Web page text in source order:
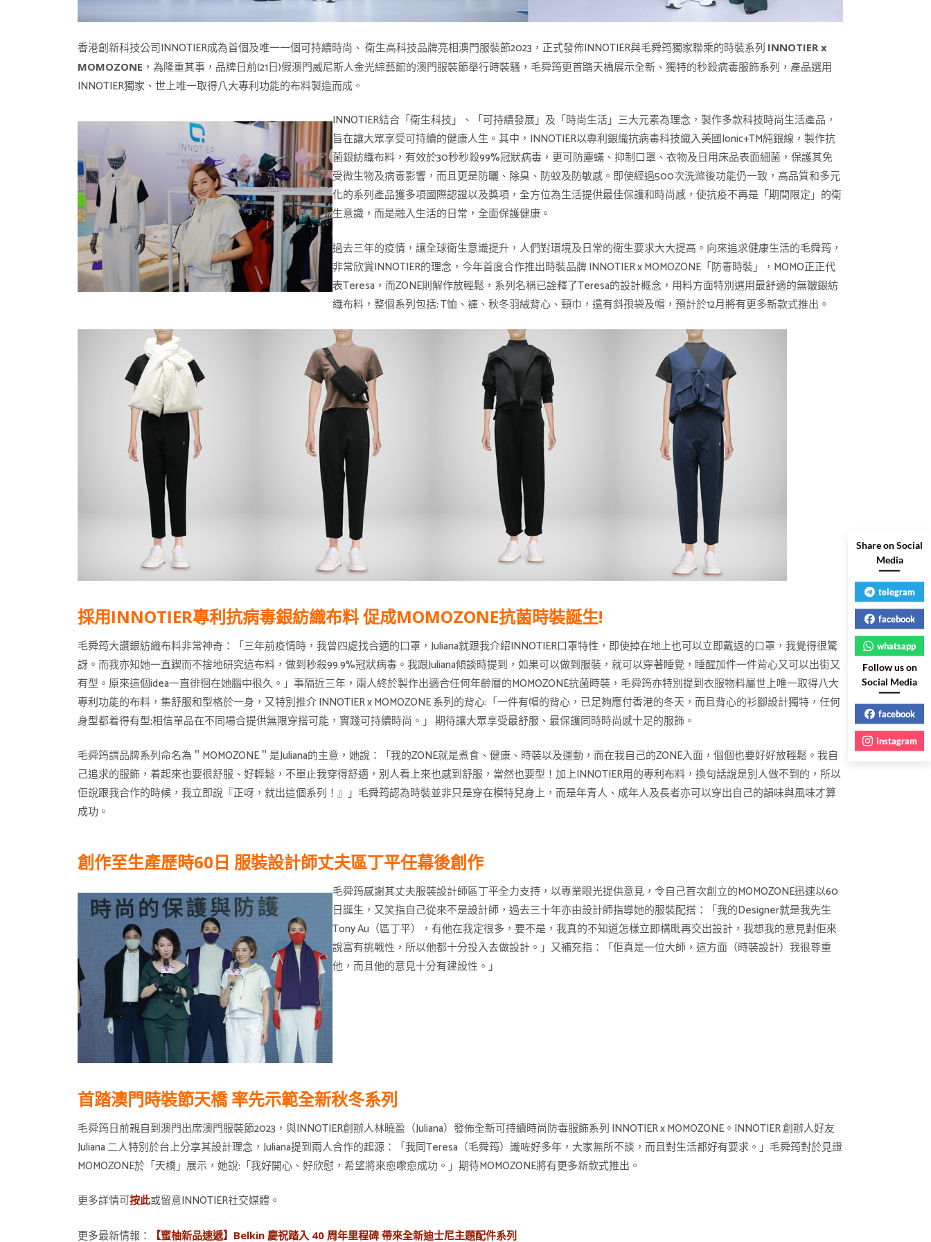
香港創新科技公司INNOTIER成為首個及唯一一個可持續時尚、 衛生高科技品牌亮相澳門服裝節2023，正式發佈INNOTIER與毛舜筠獨家聯乘的時裝系列 INNOTIER x
MOMOZONE ，為隆重其事，品牌日前(21日)假澳門威尼斯人金光綜藝館的澳門服裝節舉行時裝騷，毛舜筠更首踏天橋展示全新、獨特的秒殺病毒服飾系列，產品選用
INNOTIER獨家、世上唯一取得八大專利功能的布料製造而成。
INNOTIER結合「衛生科技」、「可持續發展」及「時尚生活」三大元素為理念，製作多款科技時尚生活產品，
旨在讓大眾享受可持續的健康人生。其中，INNOTIER以專利銀織抗病毒科技織入美國Ionic+TM️純銀線，製作抗
菌銀紡織布料，有效於30秒秒殺99%冠狀病毒，更可防塵蟎、抑制口罩、衣物及日用床品表面細菌，保護其免
受微生物及病毒影響，而且更是防曬、除臭、防蚊及防敏感。即使經過500次洗滌後功能仍一致，高品質和多元
化的系列產品獲多項國際認證以及獎項，全方位為生活提供最佳保護和時尚感，使抗疫不再是「期間限定」的衛
生意識，而是融入生活的日常，全面保護健康。
過去三年的疫情，讓全球衛生意識提升，人們對環境及日常的衛生要求大大提高。向來追求健康生活的毛舜筠，
非常欣賞INNOTIER的理念，今年首度合作推出時裝品牌 INNOTIER x MOMOZONE「防毒時裝」，MOMO正正代
表Teresa，而ZONE則解作放輕鬆，系列名稱已詮釋了Teresa的設計概念，用料方面特別選用最舒適的無皺銀紡
織布料，整個系列包括: T恤、褲、秋冬羽絨背心、頸巾，還有斜孭袋及帽，預計於12月將有更多新款式推出。
採用INNOTIER專利抗病毒銀紡織布料 促成MOMOZONE抗菌時裝誕生!
毛舜筠大讚銀紡織布料非常神奇：「三年前疫情時，我曾四處找合適的口罩，Juliana就跟我介紹INNOTIER口罩特性，即使掉在地上也可以立即戴返的口罩，我覺得很驚
訝。而我亦知她一直鍥而不捨地研究這布料，做到秒殺99.9%冠狀病毒。我跟Juliana傾談時提到，如果可以做到服裝，就可以穿著睡覺，睡醒加件一件背心又可以出街又
有型。原來這個idea一直徘徊在她腦中很久。」事隔近三年，兩人終於製作出適合任何年齡層的MOMOZONE抗菌時裝，毛舜筠亦特別提到衣服物料屬世上唯一取得八大
專利功能的布料，集舒服和型格於一身，又特別推介 INNOTIER x MOMOZONE 系列的背心:「一件有帽的背心，已足夠應付香港的冬天，而且背心的衫腳設計獨特，任何
身型都着得有型;相信單品在不同場合提供無限穿搭可能，實踐可持續時尚。」 期待讓大眾享受最舒服、最保護同時時尚感十足的服飾。
毛舜筠謂品牌系列命名為＂MOMOZONE＂是Juliana的主意，她說：「我的ZONE就是煮食、健康、時裝以及運動，而在我自己的ZONE入面，個個也要好好放輕鬆。我自
己追求的服飾，着起來也要很舒服、好輕鬆，不單止我穿得舒適，別人看上來也感到舒服，當然也要型！加上INNOTIER用的專利布料，換句話說是別人做不到的，所以
佢說跟我合作的時候，我立即說『正呀，就出這個系列！』」毛舜筠認為時裝並非只是穿在模特兒身上，而是年青人、成年人及長者亦可以穿出自己的韻味與風味才算
成功。
創作至生產歷時60日 服裝設計師丈夫區丁平任幕後創作
毛舜筠感謝其丈夫服裝設計師區丁平全力支持，以專業眼光提供意見，令自己首次創立的MOMOZONE迅速以60
日誕生，又笑指自己從來不是設計師，過去三十年亦由設計師指導她的服裝配搭：「我的Designer就是我先生
Tony Au（區丁平），有他在我定很多，要不是，我真的不知道怎樣立即構毗再交出設計，我想我的意見對佢來
說富有挑戰性，所以他都十分投入去做設計。」又補充指：「佢真是一位大師，這方面（時裝設計）我很尊重
他，而且他的意見十分有建設性。」
首踏澳門時裝節天橋 率先示範全新秋冬系列
毛舜筠日前親自到澳門出席澳門服裝節2023，與INNOTIER創辦人林曉盈（Juliana）發佈全新可持續時尚防毒服飾系列 INNOTIER x MOMOZONE。INNOTIER 創辦人好友
Juliana 二人特別於台上分享其設計理念，Juliana提到兩人合作的起源：「我同Teresa（毛舜筠）識咗好多年，大家無所不談，而且對生活都好有要求。」毛舜筠對於見證
MOMOZONE於「天橋」展示，她說:「我好開心、好欣慰，希望將來愈嚟愈成功。」期待MOMOZONE將有更多新款式推出。
更多詳情可按此或留意INNOTIER社交媒體。
更多最新情報： 【蜜柚新品速遞】Belkin 慶祝踏入 40 周年里程碑 帶來全新迪士尼主題配件系列
Share on Social
Media
telegram
facebook
whatsapp
Follow us on
Social Media
facebook
instagram